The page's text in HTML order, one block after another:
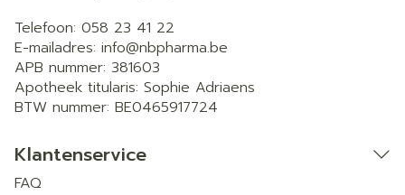
Telefoon: 058 23 41 22
E-mailadres: info@nbpharma.be
APB nummer: 381603
Apotheek titularis: Sophie Adriaens
BTW nummer: BE0465917724
Klantenservice
FAQ